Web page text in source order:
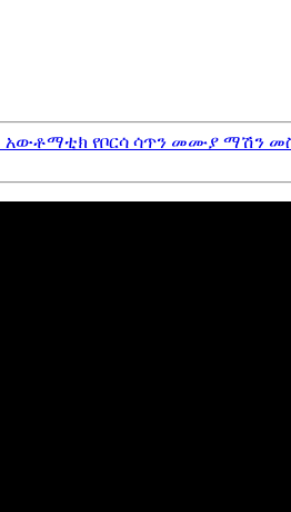
የቦርሳ ሳጥን መሙያ ማሽን